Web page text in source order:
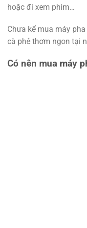
hoặc đi xem phim…
Chưa kể mua máy
cà phê thơm ngon tại
Có nên mua máy